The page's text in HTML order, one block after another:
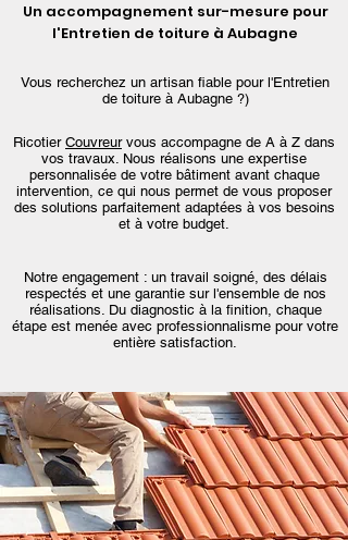
Un accompagnement sur-mesure pour
l'Entretien de toiture à Aubagne
Vous recherchez un artisan fiable pour l'Entretien
de toiture à Aubagne ?)
Ricotier Couvreur vous accompagne de A à Z dans
vos travaux. Nous réalisons une expertise
personnalisée de votre bâtiment avant chaque
intervention, ce qui nous permet de vous proposer
des solutions parfaitement adaptées à vos besoins
et à votre budget.
Notre engagement : un travail soigné, des délais
respectés et une garantie sur l'ensemble de nos
réalisations. Du diagnostic à la finition, chaque
étape est menée avec professionnalisme pour votre
entière satisfaction.